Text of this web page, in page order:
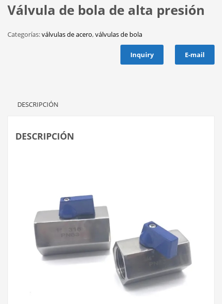
Válvula de bola de alta presión
Categorías:válvulas de acero,válvulas de bola
Inquiry E-mail
DESCRIPCIÓN
DESCRIPCIÓN